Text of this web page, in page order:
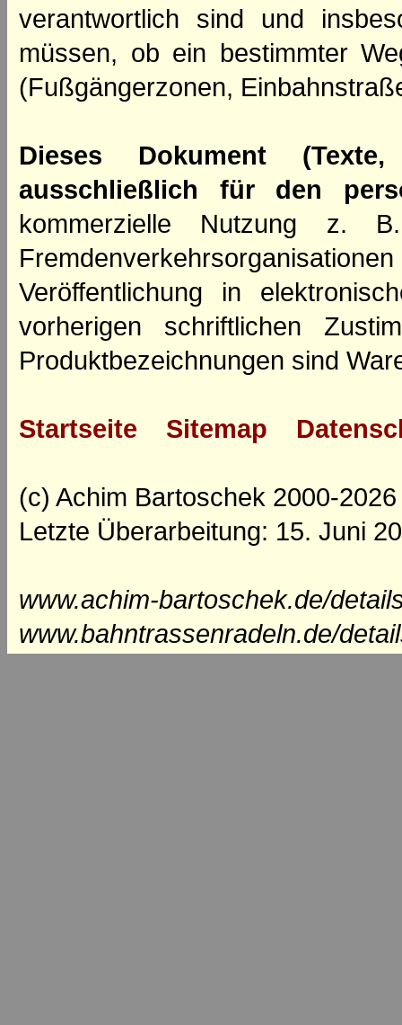
verantwortlich sind und
müssen, ob ein bestimmter
(Fußgängerzonen,
Dieses Dokument
ausschließlich für den
kommerzielle Nutzung z.
Veröffentlichung in
vorherigen schriftlichen
Produktbezeichnungen sind
Startseite Sitemap
(c) Achim Bartoschek 2000-2026
Letzte Überarbeitung: 15. Juni
www.achim-bartoschek.de/
www.bahntrassenradeln.de/